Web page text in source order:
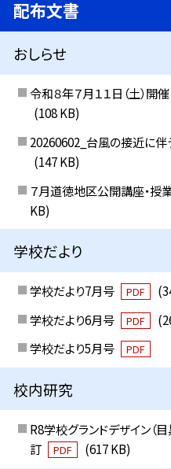
配布文書
おしらせ
令和８年７月１１日（土）
(108 KB)
20260602_台風の接近に
(147 KB)
７月道徳地区公開講座・授
KB)
学校だより
学校だより7月号 PDF
学校だより6月号
PDF
学校だより5月号
PDF
校内研究
R8学校グランドデザイン
訂
PDF (617 KB)